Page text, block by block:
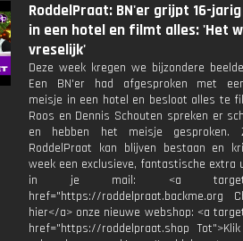
RoddelPraat: BN'er grijpt 16-
in een hotel en filmt alles: 'Het
vreselijk'
Deze week kregen we bijzondere
Een BN'er had afgesproken met
meisje in een hotel en besloot alles te
Roos en Dennis Schouten spreken er
en hebben het meisje gesproken.
RoddelPraat kan blijven bestaan en
week een exclusieve, fantastische extra
in je mail: <a
href="https://roddelpraat.backme.org
hier</a> onze nieuwe webshop: <a
href="https://roddelpraat.shop